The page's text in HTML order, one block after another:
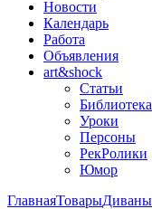
Новости
Календарь
Работа
Объявления
art&shock
Статьи
Библиотека
Уроки
Персоны
РекРолики
Юмор
ГлавнаяТоварыДиваны